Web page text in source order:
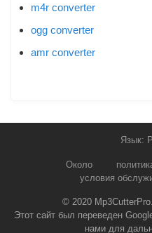
m4r converter
ogg converter
amr converter
Язык:
Около
условия
© 2020
Этот сайт был переведен
нами для